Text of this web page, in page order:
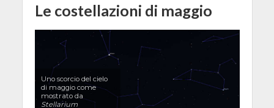
Le costellazioni di maggio
Uno scorcio del cielo
di maggio come
mostrato da
Stellarium